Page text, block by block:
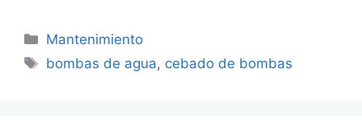
Categorías
Mantenimiento
Etiquetas
bombas de agua, cebado de bombas